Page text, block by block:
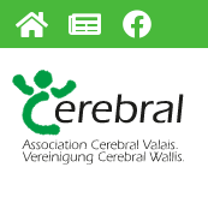
Panneau de gestion